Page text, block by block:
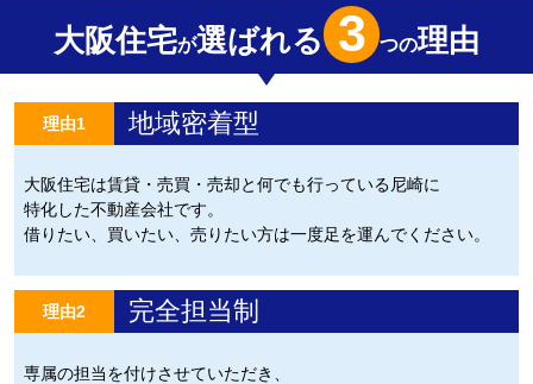
大阪住宅が選ばれる 3 つの理由
理由1 地域密着型
大阪住宅は賃貸・売買・売却と何でも行っている尼崎に
特化した不動産会社です。
借りたい、買いたい、売りたい方は一度足を運んでください。
理由2 完全担当制
専属の担当を付けさせていただき、